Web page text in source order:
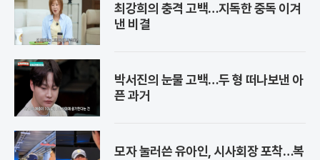
최강희의 충격 고백…지독한 중독 이겨
낸 비결
박서진의 눈물 고백…두 형 떠나보낸 아
픈 과거
모자 눌러쓴 유아인, 시사회장 포착…복